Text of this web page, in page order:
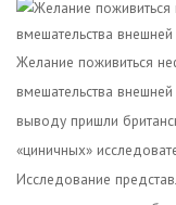
Желание поживиться
вмешательства
выводу пришли
«циничных»
Исследование